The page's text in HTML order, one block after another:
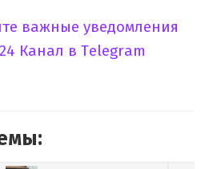
важные уведомления
Канал в Telegram